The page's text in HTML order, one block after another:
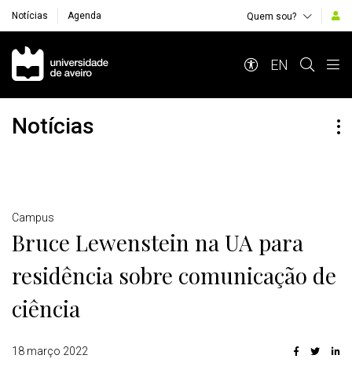
Notícias Agenda Quem sou?
Navegação Principal
EN
Notícias
Detalhes
Campus
Bruce Lewenstein na UA para
residência sobre comunicação de
ciência
18 março 2022